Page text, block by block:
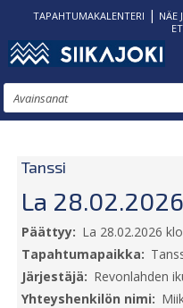
Hyppää
pääsisältöön
TAPAHTUMAKALENTERI | NÄE
Etsi
Tanssi
La
Päättyy
La 28.02.2026
Tapahtumapaikka
Järjestäjä
Revonlahden
Yhteyshenkilön nimi